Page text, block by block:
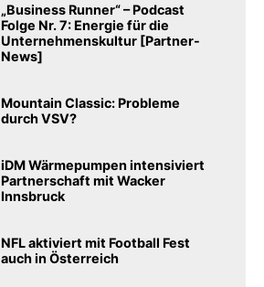
„Business Runner“ – Podcast
Folge Nr. 7: Energie für die
Unternehmenskultur [Partner-
News]
Mountain Classic: Probleme
durch VSV?
iDM Wärmepumpen intensiviert
Partnerschaft mit Wacker
Innsbruck
NFL aktiviert mit Football Fest
auch in Österreich